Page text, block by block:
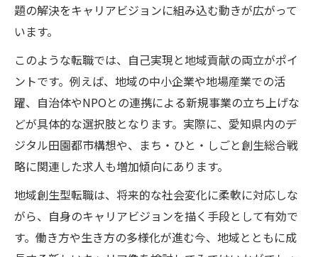
題の解決をキャリアビジョンに組み込む動きが広がって
います。
このような転職では、自己実現と地域貢献の両立がポイ
ントです。例えば、地域の中小企業や地場産業での活
躍、自治体やNPOとの連携による新規事業の立ち上げな
どが具体的な選択肢となります。実際に、愛知県内のデ
ジタル田園都市構想や、まち・ひと・しごと創生総合戦
略に関連した求人も増加傾向にあります。
地域創生型転職は、将来的な社会変化に柔軟に対応しな
がら、自身のキャリアビジョンを描く手段として有効で
す。働き方や生き方の多様化が進む今、地域とともに成